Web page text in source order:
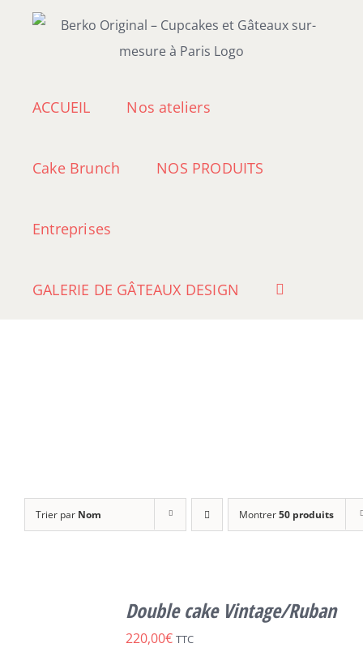
Passer
ACCUEIL Nos ateliers
Cake Brunch NOS PRODUITS
Entreprises
GALERIE DE GÂTEAUX DESIGN
Trier par Nom Montrer50 produits
Double cake Vintage/Ruban
220,00€ TTC